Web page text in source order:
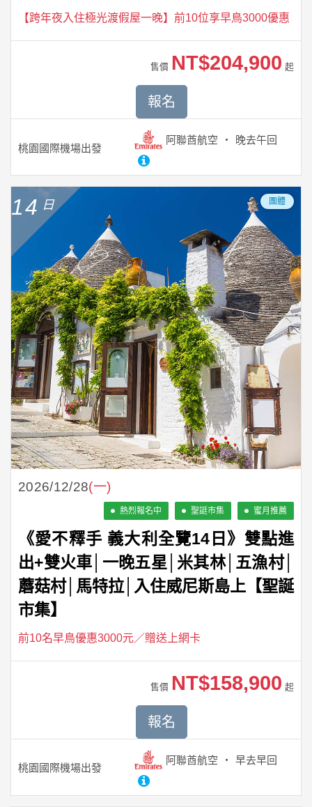
【跨年夜入住極光渡假屋一晚】前10位享早鳥3000優惠
桃園國際機場出發
阿聯酋航空 晚去午回
售價 NT$204,900 起
報名
14 團體
2026/12/28(一)
熱烈報名中 聖誔市集 蜜月推薦
《愛不釋手 義大利全覽14日》雙點進
出+雙火車│一晚五星│米其林│五漁村│
蘑菇村│馬特拉│入住威尼斯島上【聖誕
市集】
前10名早鳥優惠3000元／贈送上網卡
桃園國際機場出發
阿聯酋航空 早去早回
售價 NT$158,900 起
報名